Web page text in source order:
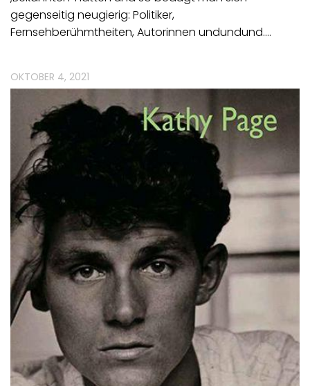
gegenseitig neugierig: Politiker,
Fernsehberühmtheiten, Autorinnen undundund.…
OKTOBER 4, 2021